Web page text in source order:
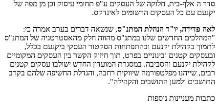
סדר ה אלף-בית, חלוקה של העסקים ע"פ תחומי עיסוק וכן מן מפה של
יקנעם עם כל העסקים הרשומים לאינדקס.
לאה פדידה, יו"ר הנהלת המתנ"ס, שנשאה דברים בערב אמרה כי:
"המהלכים החדשים שלנו במתנ"ס מהווה חלק מהאסטרטגיה של המתנ"ס
לתמוך בקהילת יקנעם ובהתפתחות הסקטור העסקי ביקנעם בכלל,
ובעסקים קטנים ובינוניים בפרט, תוך חיזוק הקשר בין העסקים המקומיים
לקהילת יקנעם והסביבה. במסגרת המועדון החדש ישולבו עסקים קטנים
רבים, שייהנו מפלטפורמה שיווקית רחבה, והגדלת החשיפה שלהם בקרב
התושבים ולמען התושבים והקהילה".
כתבות מעניינות נוספות